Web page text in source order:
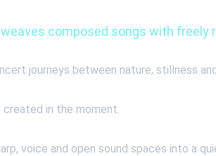
composed songs with freely
journeys between nature, stillness
created in the moment.
voice and open sound spaces into a